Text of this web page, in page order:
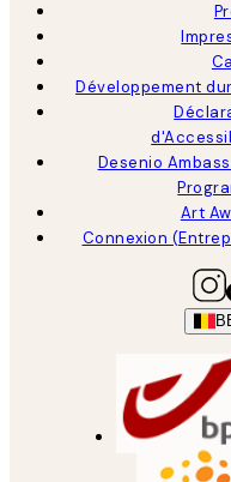
Développement
Desenio
Art
Connexion